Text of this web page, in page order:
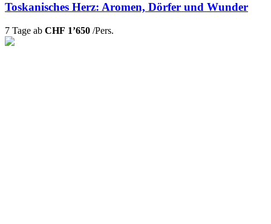
Toskanisches Herz: Aromen, Dörfer und Wunder
7 Tage ab CHF 1’650 /Pers.